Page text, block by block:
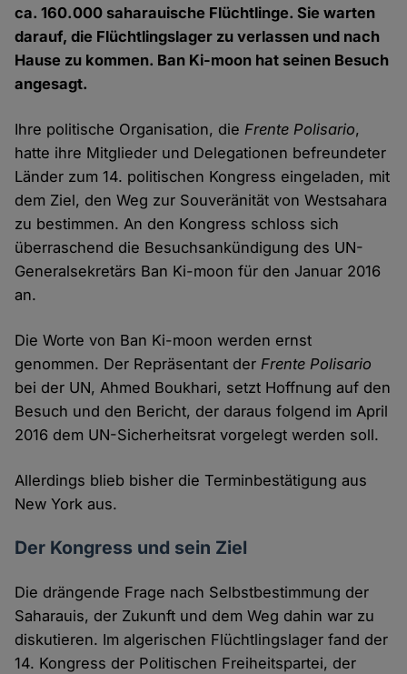
ca. 160.000 saharauische Flüchtlinge. Sie warten
darauf, die Flüchtlingslager zu verlassen und nach
Hause zu kommen. Ban Ki-moon hat seinen Besuch
angesagt.
Ihre politische Organisation, dieFrente Polisario,
hatte ihre Mitglieder und Delegationen befreundeter
Länder zum 14. politischen Kongress eingeladen, mit
dem Ziel, den Weg zur Souveränität von Westsahara
zu bestimmen. An den Kongress schloss sich
überraschend die Besuchsankündigung des UN-
Generalsekretärs Ban Ki-moon für den Januar 2016
an.
Die Worte von Ban Ki-moon werden ernst
genommen. Der Repräsentant derFrente Polisario
bei der UN, Ahmed Boukhari, setzt Hoffnung auf den
Besuch und den Bericht, der daraus folgend im April
2016 dem UN-Sicherheitsrat vorgelegt werden soll.
Allerdings blieb bisher die Terminbestätigung aus
New York aus.
Der Kongress und sein Ziel
Die drängende Frage nach Selbstbestimmung der
Saharauis, der Zukunft und dem Weg dahin war zu
diskutieren. Im algerischen Flüchtlingslager fand der
14. Kongress der Politischen Freiheitspartei, der